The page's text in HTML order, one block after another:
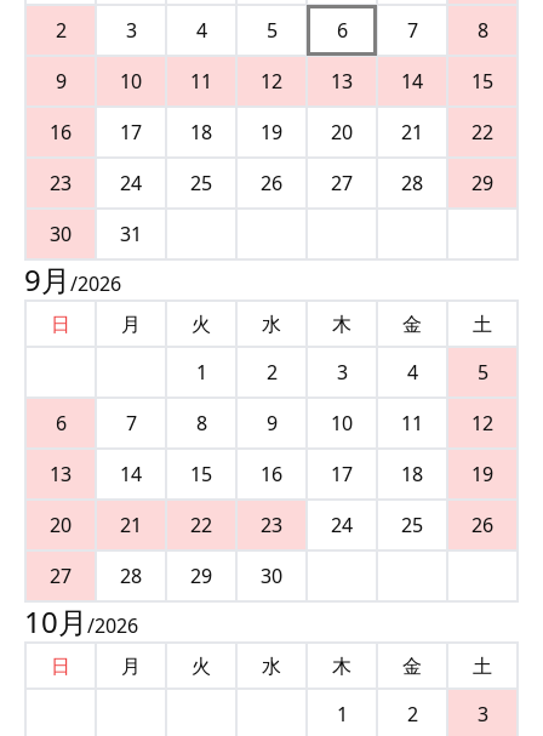
2
3 4 5 6 7
8
9
10 11 12 13 14
15
16
17 18 19 20 21
22
23
24 25 26 27 28
29
30
31
9月 /2026
日
月 火 水 木 金
土
1
2 3 4
5
6
7 8 9 10 11
12
13
14 15 16 17 18
19
20
21 22 23 24 25
26
27
28 29 30
10月 /2026
日
月 火 水 木 金
土
1
2
3